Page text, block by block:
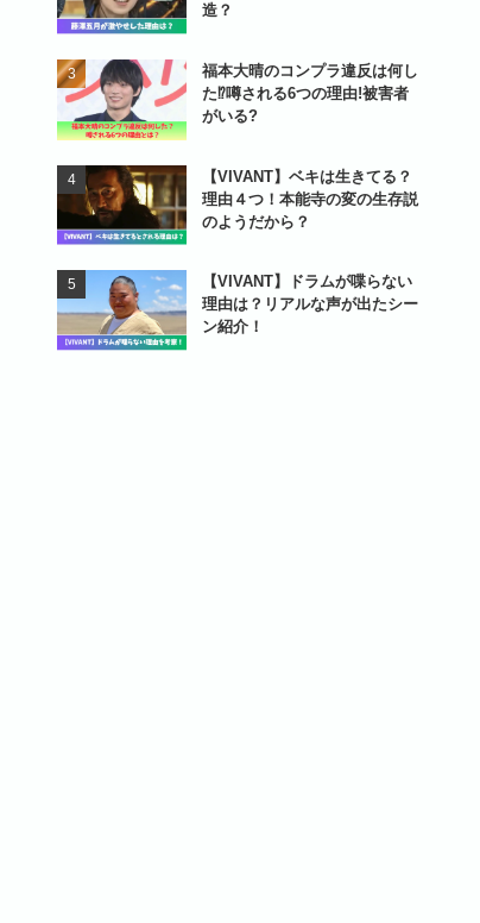
造？
福本大晴のコンプラ違反は何し
た⁉噂される6つの理由!被害者
がいる?
【VIVANT】ベキは生きてる？
理由４つ！本能寺の変の生存説
のようだから？
【VIVANT】ドラムが喋らない
理由は？リアルな声が出たシー
ン紹介！